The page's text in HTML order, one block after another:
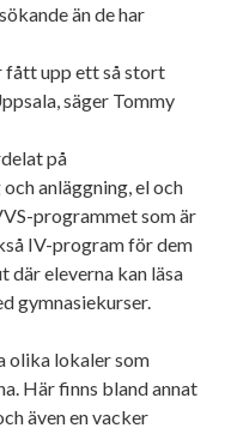
än de har
fått upp ett så stort
säger Tommy
på
anläggning, el och
programmet som är
IV-program för dem
eleverna kan läsa
gymnasiekurser.
olika lokaler som
Här finns bland annat
även en vacker